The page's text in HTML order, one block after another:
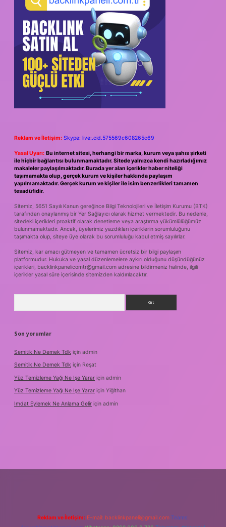
Reklam ve İletişim: Skype: live:.cid.575569c608265c69
Yasal Uyarı: Bu internet sitesi, herhangi bir marka, kurum veya şahıs şirketi
ile hiçbir bağlantısı bulunmamaktadır. Sitede yalnızca kendi hazırladığımız
makaleler paylaşılmaktadır. Burada yer alan içerikler haber niteliği
taşımamakta olup, gerçek kurum ve kişiler hakkında paylaşım
yapılmamaktadır. Gerçek kurum ve kişiler ile isim benzerlikleri tamamen
tesadüfidir.
Sitemiz, 5651 Sayılı Kanun gereğince Bilgi Teknolojileri ve İletişim Kurumu (BTK)
tarafından onaylanmış bir Yer Sağlayıcı olarak hizmet vermektedir. Bu nedenle,
sitedeki içerikleri proaktif olarak denetleme veya araştırma yükümlülüğümüz
bulunmamaktadır. Ancak, üyelerimiz yazdıkları içeriklerin sorumluluğunu
taşımakta olup, siteye üye olarak bu sorumluluğu kabul etmiş sayılırlar.
Sitemiz, kar amacı gütmeyen ve tamamen ücretsiz bir bilgi paylaşım
platformudur. Hukuka ve yasal düzenlemelere aykırı olduğunu düşündüğünüz
içerikleri, backlinkpanelicomtr@gmail.com adresine bildirmeniz halinde, ilgili
içerikler yasal süre içerisinde sitemizden kaldırılacaktır.
Son yorumlar
Semitik Ne Demek Tdk için admin
Semitik Ne Demek Tdk için Reşat
Yüz Temizleme Yağı Ne Işe Yarar için admin
Yüz Temizleme Yağı Ne Işe Yarar için Yiğithan
Imdat Eylemek Ne Anlama Gelir için admin
Reklam ve İletişim: E-mail: backlinkpaneli@gmail.com Teams: